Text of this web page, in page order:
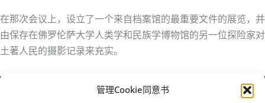
管理Cookie同意书
在那次会议上，设立了一个来自档案馆的最重要文件的展览，并
由保存在佛罗伦萨大学人类学和民族学博物馆的另一位探险家对
土著人民的摄影记录来充实。